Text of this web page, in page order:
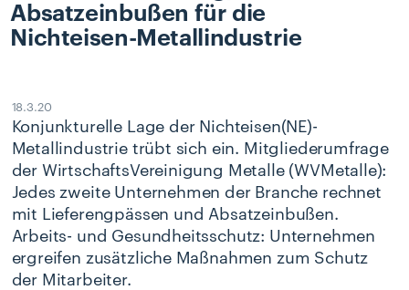
Absatzeinbußen fürdie
Nichteisen-Metallindustrie
18.3.20
Konjunkturelle Lage der Nichteisen(NE)-
Metallindustrie trübt sich ein. Mitgliederumfrage
der WirtschaftsVereinigung Metalle (WVMetalle):
Jedes zweite Unternehmen der Branche rechnet
mit Lieferengpässen und Absatzeinbußen.
Arbeits- und Gesundheitsschutz: Unternehmen
ergreifen zusätzliche Maßnahmen zum Schutz
der Mitarbeiter.